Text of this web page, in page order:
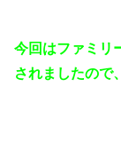
今回はファミリ
されましたので